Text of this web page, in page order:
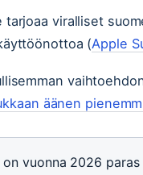
tarjoaa viralliset
(Apple
äänen
on vuonna 2026